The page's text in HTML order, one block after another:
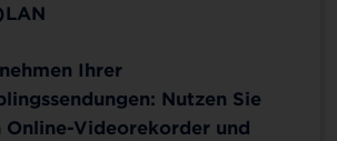
Ihrer
Nutzen Sie
Online-Videorekorder und